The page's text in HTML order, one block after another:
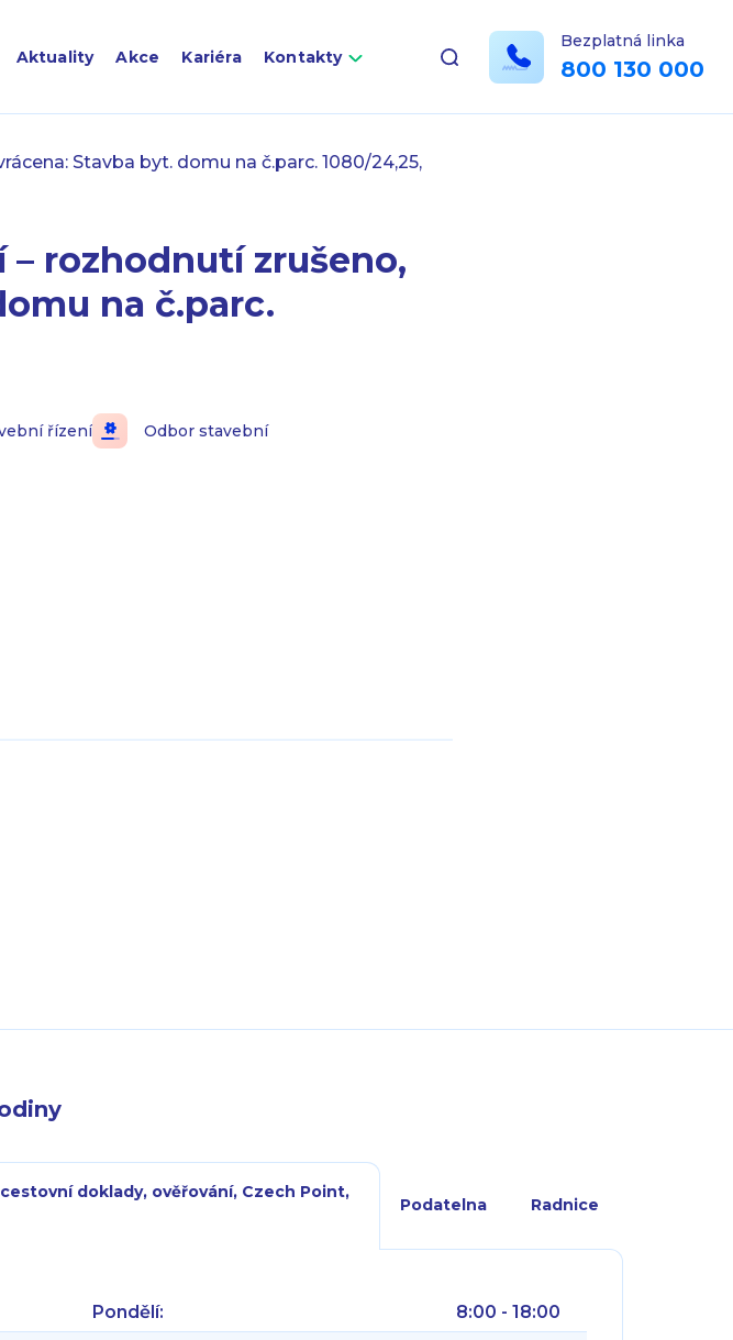
Aktuality Akce Kariéra Kontakty
Bezplatná linka
800 130 000
Stavba byt. domu na č.parc. 1080/24,25,
rozhodnutí zrušeno,
na č.parc.
řízení Odbor stavební
doklady, ověřování, Czech Point,
Podatelna Radnice
Pondělí:
8:00 - 18:00